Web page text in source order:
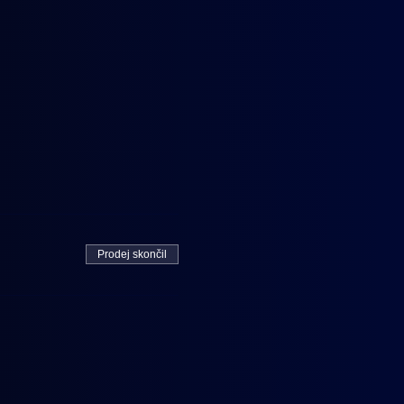
Prodej skončil